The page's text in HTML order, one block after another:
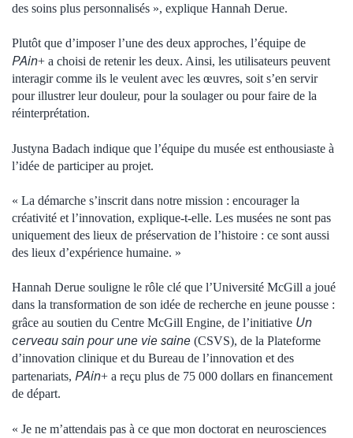
des soins plus personnalisés », explique Hannah Derue.
Plutôt que d’imposer l’une des deux approches, l’équipe de
PAin+ a choisi de retenir les deux. Ainsi, les utilisateurs peuvent
interagir comme ils le veulent avec les œuvres, soit s’en servir
pour illustrer leur douleur, pour la soulager ou pour faire de la
réinterprétation.
Justyna Badach indique que l’équipe du musée est enthousiaste à
l’idée de participer au projet.
« La démarche s’inscrit dans notre mission : encourager la
créativité et l’innovation, explique-t-elle. Les musées ne sont pas
uniquement des lieux de préservation de l’histoire : ce sont aussi
des lieux d’expérience humaine. »
Hannah Derue souligne le rôle clé que l’Université McGill a joué
dans la transformation de son idée de recherche en jeune pousse :
grâce au soutien du Centre McGill Engine, de l’initiative Un
cerveau sain pour une vie saine (CSVS), de la Plateforme
d’innovation clinique et du Bureau de l’innovation et des
partenariats, PAin+ a reçu plus de 75 000 dollars en financement
de départ.
« Je ne m’attendais pas à ce que mon doctorat en neurosciences